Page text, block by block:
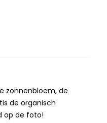
zonnenbloem, de
de organisch
op de foto!